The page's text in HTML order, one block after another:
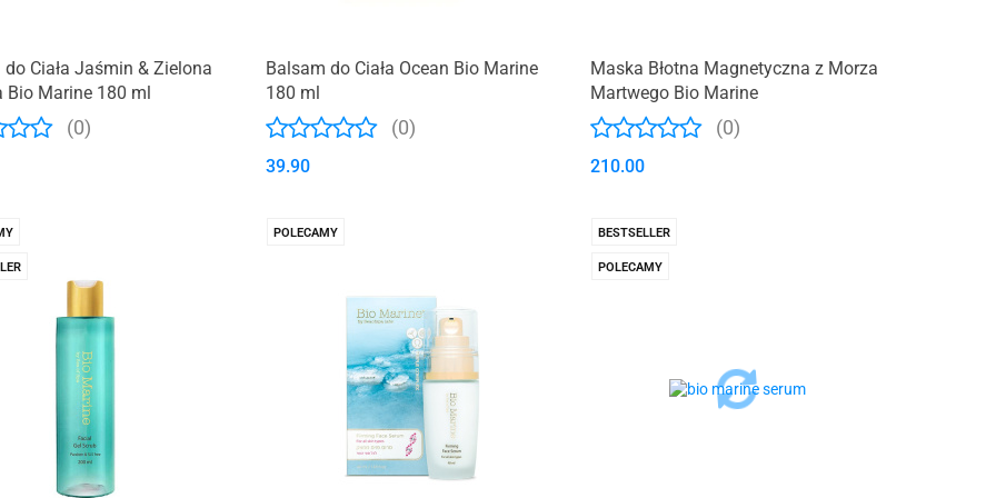
Ciała Jaśmin & Zielona
Bio Marine 180 ml
(0)
Balsam do Ciała Ocean Bio Marine
180 ml
(0)
39.90
Maska Błotna Magnetyczna z Morza
Martwego Bio Marine
(0)
210.00
POLECAMY BESTSELLER
POLECAMY